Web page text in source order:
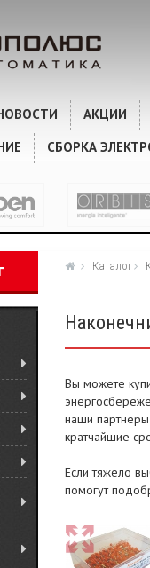
АКЦИИ
СБОРКА
Каталог
Вы можете
наши партнеры
кратчайшие
Если тяжело
помогут